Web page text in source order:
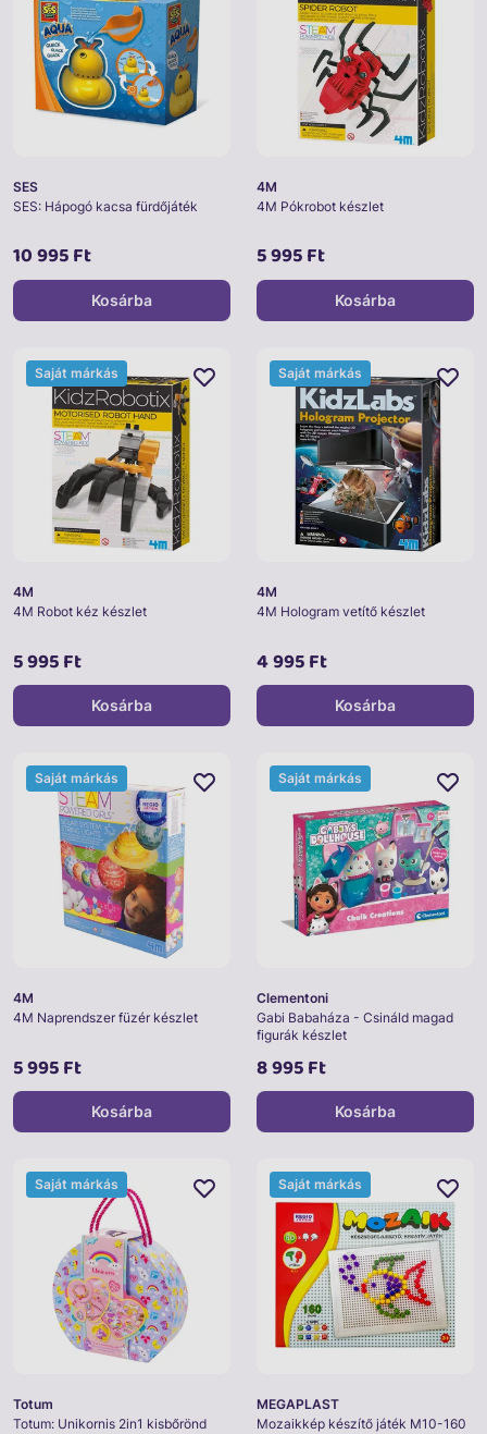
SES
SES: Hápogó kacsa fürdőjáték
10 995 Ft
Kosárba
4M
4M Pókrobot készlet
5 995 Ft
Kosárba
4M
4M Robot kéz készlet
5 995 Ft
Saját márkás
Kosárba
4M
4M Hologram vetítő készlet
4 995 Ft
Saját márkás
Kosárba
4M
4M Naprendszer füzér készlet
5 995 Ft
Saját márkás
Kosárba
Clementoni
Gabi Babaháza - Csináld magad
figurák készlet
8 995 Ft
Saját márkás
Kosárba
Totum
Totum: Unikornis 2in1 kisbőrönd
Saját márkás
MEGAPLAST
Mozaikkép készítő játék M10-160
Saját márkás